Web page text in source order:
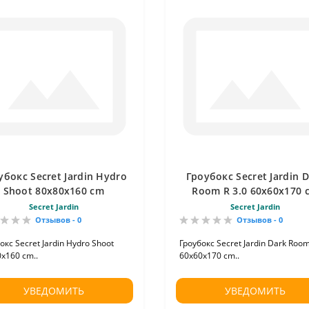
Secret Jardin Hydro
Shoot 80х80х160 cm
Secret Jardin
Отзывов - 0
Secret Jardin Hydro Shoot
cm..
УВЕДОМИТЬ
Гроубокс Secret Jardin
Room R 3.0 60x60x170
Secret Jardin
Отзывов - 0
Гроубокс Secret Jardin Dark
60x60x170 cm..
УВЕДОМИТЬ